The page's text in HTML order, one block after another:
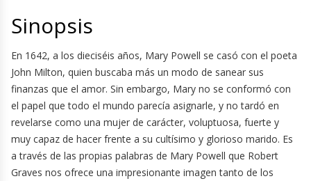
Sinopsis
En 1642, a los dieciséis años, Mary Powell se casó con el poeta
John Milton, quien buscaba más un modo de sanear sus
finanzas que el amor. Sin embargo, Mary no se conformó con
el papel que todo el mundo parecía asignarle, y no tardó en
revelarse como una mujer de carácter, voluptuosa, fuerte y
muy capaz de hacer frente a su cultísimo y glorioso marido. Es
a través de las propias palabras de Mary Powell que Robert
Graves nos ofrece una impresionante imagen tanto de los